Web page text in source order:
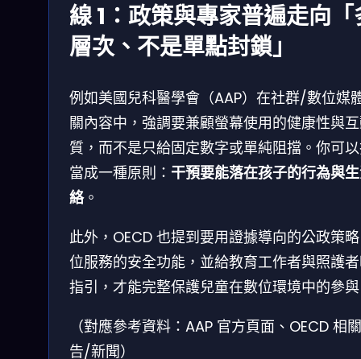
線 1：政策與專家普遍走向「
層次、不是單點封鎖」
例如美國兒科醫學會（AAP）在社群/數位媒
關內容中，強調要兼顧螢幕使用的健康性與
質，而不是只給固定數字或單純阻擋。你可
當成一種原則： 干預要能落在孩子的行為與
絡。
此外，OECD 也提到要用證據導向的公政策
位服務的安全功能，並給教育工作者與照護
指引，才能完整保護兒童在數位環境中的參
（對應參考資料：AAP 官方頁面、OECD 相
告/新聞）